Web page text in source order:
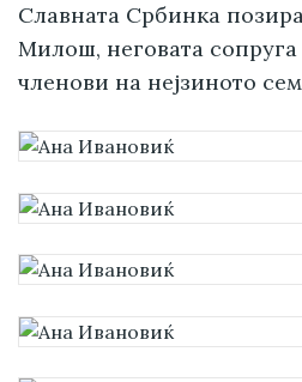
Славната Србинка
Милош, неговата сопруга
членови на нејзиното